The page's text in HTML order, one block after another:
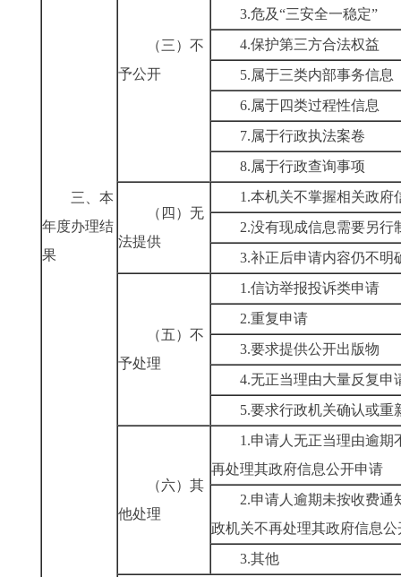
三、本
年度办理结
果
（三）不
予公开
3.危及“三安全一稳定”
4.保护第三方合法权益
5.属于三类内部事务信息
6.属于四类过程性信息
7.属于行政执法案卷
8.属于行政查询事项
（四）无
法提供
1.本机关不掌握相关政府
2.没有现成信息需要另行
3.补正后申请内容仍不明
（五）不
予处理
1.信访举报投诉类申请
2.重复申请
3.要求提供公开出版物
4.无正当理由大量反复申
5.要求行政机关确认或重
（六）其
他处理
1.申请人无正当理由逾期
再处理其政府信息公开申请
2.申请人逾期未按收费通
政机关不再处理其政府信息公
3.其他